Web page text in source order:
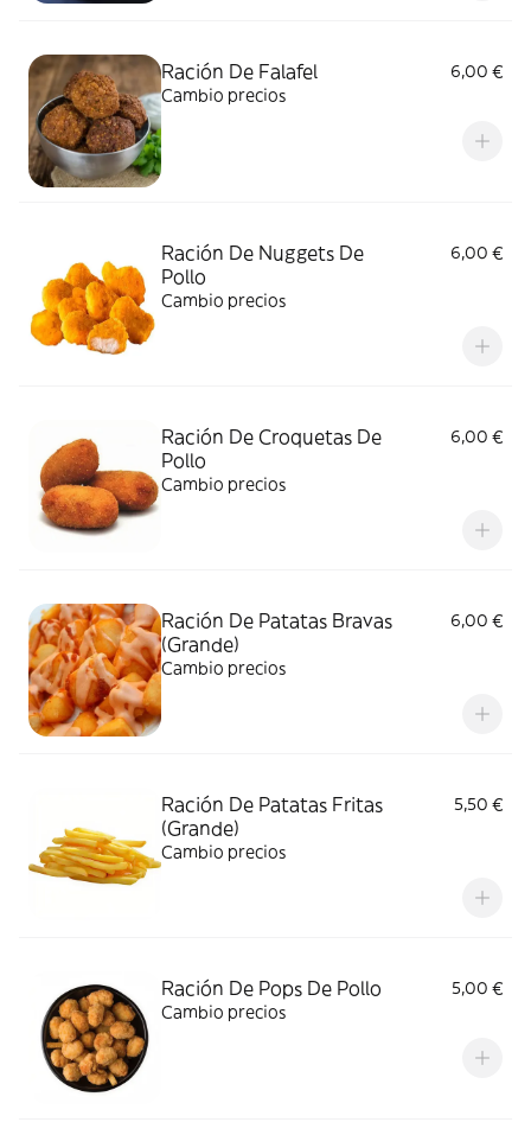
Ración De Falafel
6,00 €
Cambio precios
Ración De Nuggets De
Pollo
6,00 €
Cambio precios
Ración De Croquetas De
Pollo
6,00 €
Cambio precios
Ración De Patatas Bravas
(Grande)
6,00 €
Cambio precios
Ración De Patatas Fritas
(Grande)
5,50 €
Cambio precios
Ración De Pops De Pollo
5,00 €
Cambio precios